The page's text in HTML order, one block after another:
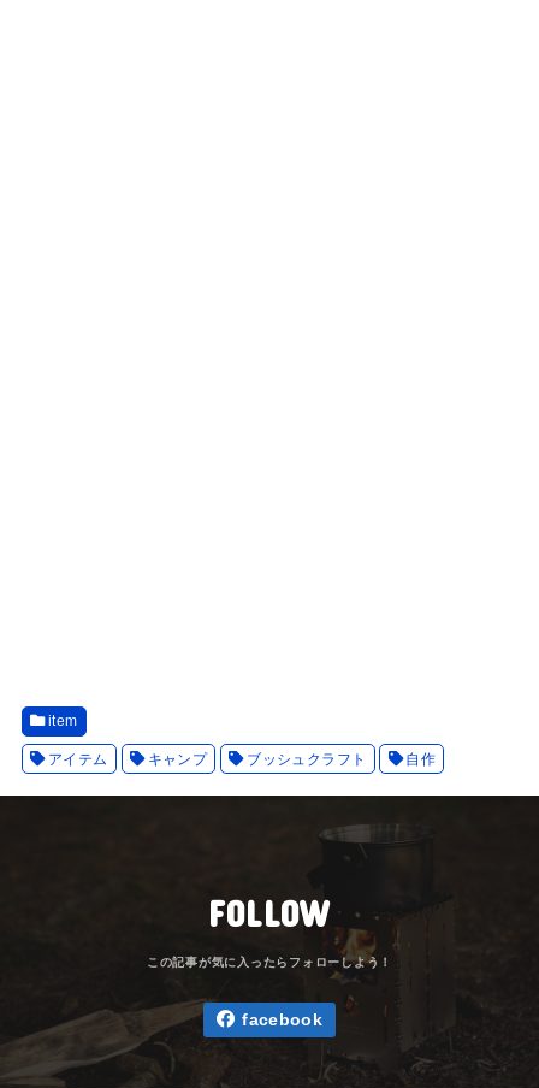
item
アイテム キャンプ ブッシュクラフト 自作
FOLLOW
facebook